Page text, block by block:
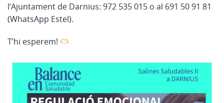
l’Ajuntament de Darnius: 972 535 015 o al 691 50 91 81
(WhatsApp Estel).
T’hi esperem!